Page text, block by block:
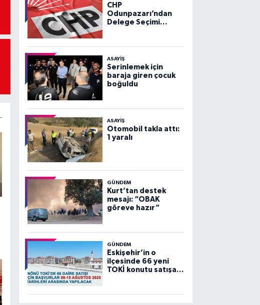
CHP
Odunpazarı’ndan
Delege Seçimi
ASAYİŞ
Serinlemek için
baraja giren çocuk
boğuldu
ASAYİŞ
Otomobil takla attı:
1 yaralı
GÜNDEM
Kurt’tan destek
mesajı: “OBAK
göreve hazır”
GÜNDEM
Eskişehir’in o
ilçesinde 66 yeni
TOKİ konutu satışa